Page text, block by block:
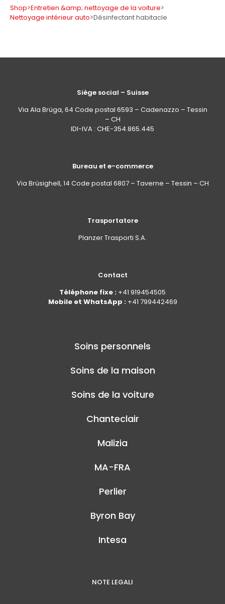
Shop>Entretien &amp; nettoyage de la voiture>
Nettoyage intérieur auto>Désinfectant habitacle
Siège social – Suisse
Via Ala Brüga, 64 Code postal 6593 – Cadenazzo – Tessin
– CH
IDI-IVA : CHE-354.865.445
Bureau et e-commerce
Via Brüsighell, 14 Code postal 6807 – Taverne – Tessin – CH
Trasportatore
Planzer Trasporti S.A.
Contact
Téléphone fixe : +41 919454505
Mobile et WhatsApp : +41 799442469
Soins personnels
Soins de la maison
Soins de la voiture
Chanteclair
Malizia
MA-FRA
Perlier
Byron Bay
Intesa
NOTE LEGALI